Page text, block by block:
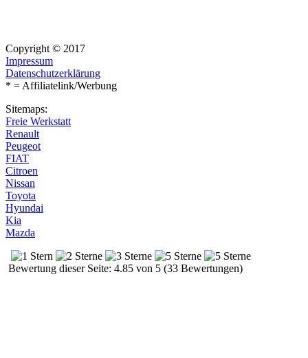
Copyright © 2017
Impressum
Datenschutzerklärung
* = Affiliatelink/Werbung
Sitemaps:
Freie Werkstatt
Renault
Peugeot
FIAT
Citroen
Nissan
Toyota
Hyundai
Kia
Mazda
Bewertung dieser Seite: 4.85 von 5 (33 Bewertungen)